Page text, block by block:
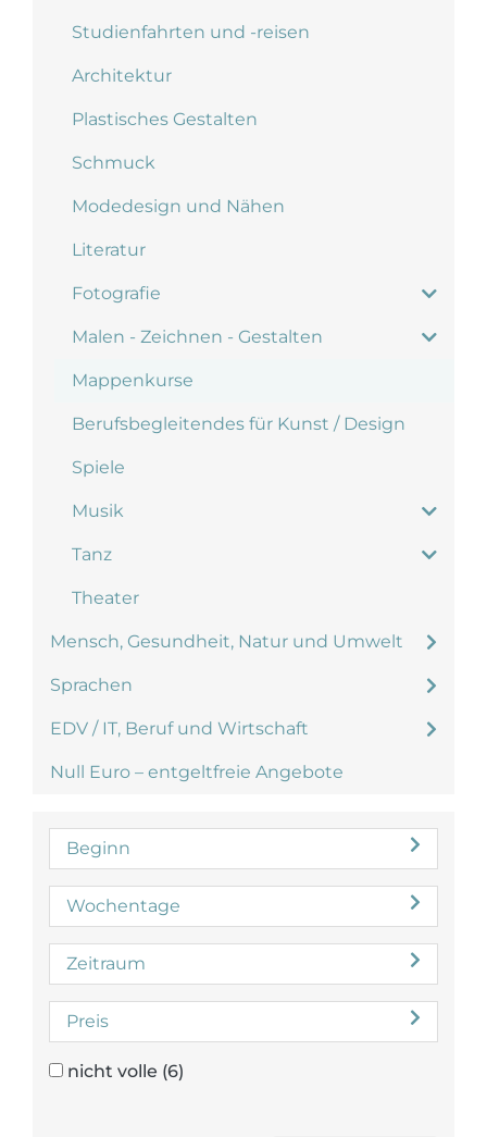
Studienfahrten und -reisen
Architektur
Plastisches Gestalten
Schmuck
Modedesign und Nähen
Literatur
Fotografie
Malen - Zeichnen - Gestalten
Mappenkurse
Berufsbegleitendes für Kunst / Design
Spiele
Musik
Tanz
Theater
Mensch, Gesundheit, Natur und Umwelt
Sprachen
EDV / IT, Beruf und Wirtschaft
Null Euro – entgeltfreie Angebote
Beginn
Wochentage
Zeitraum
Preis
nicht volle (6)